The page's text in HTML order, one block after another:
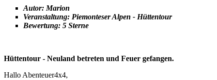
Autor: Marion
Veranstaltung: Piemonteser Alpen - Hüttentour
Bewertung: 5 Sterne
Hüttentour - Neuland betreten und Feuer gefangen.
Hallo Abenteuer4x4,